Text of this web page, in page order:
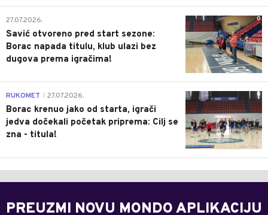
0
27.07.2026.
Savić otvoreno pred start sezone:
Borac napada titulu, klub ulazi bez
dugova prema igračima!
0
RUKOMET 27.07.2026.
Borac krenuo jako od starta, igrači
jedva dočekali početak priprema: Cilj se
zna - titula!
PREUZMI NOVU MONDO APLIKACIJU